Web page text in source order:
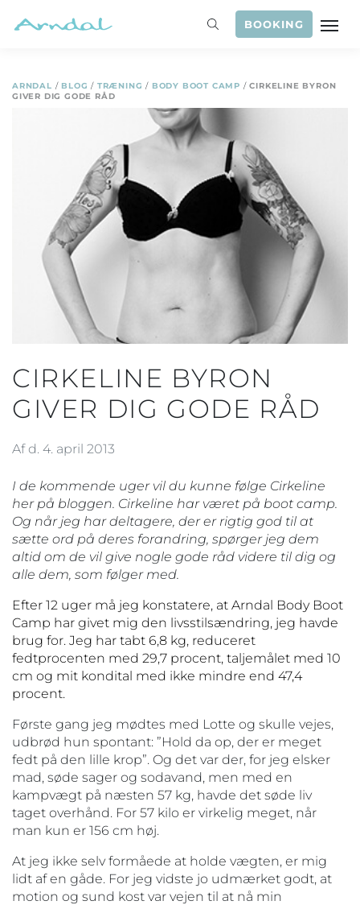
BOOKING
ARNDAL / BLOG / TRÆNING / BODY BOOT CAMP /CIRKELINE BYRON
GIVER DIG GODE RÅD
CIRKELINE BYRON
GIVER DIG GODE RÅD
Af d. 4. april 2013
I de kommende uger vil du kunne følge Cirkeline
her på bloggen. Cirkeline har været på boot camp.
Og når jeg har deltagere, der er rigtig god til at
sætte ord på deres forandring, spørger jeg dem
altid om de vil give nogle gode råd videre til dig og
alle dem, som følger med.
Efter 12 uger må jeg konstatere, at Arndal Body Boot
Camp har givet mig den livsstilsændring, jeg havde
brug for. Jeg har tabt 6,8 kg, reduceret
fedtprocenten med 29,7 procent, taljemålet med 10
cm og mit kondital med ikke mindre end 47,4
procent.
Første gang jeg mødtes med Lotte og skulle vejes,
udbrød hun spontant: ”Hold da op, der er meget
fedt på den lille krop”. Og det var der, for jeg elsker
mad, søde sager og sodavand, men med en
kampvægt på næsten 57 kg, havde det søde liv
taget overhånd. For 57 kilo er virkelig meget, når
man kun er 156 cm høj.
At jeg ikke selv formåede at holde vægten, er mig
lidt af en gåde. For jeg vidste jo udmærket godt, at
motion og sund kost var vejen til at nå min